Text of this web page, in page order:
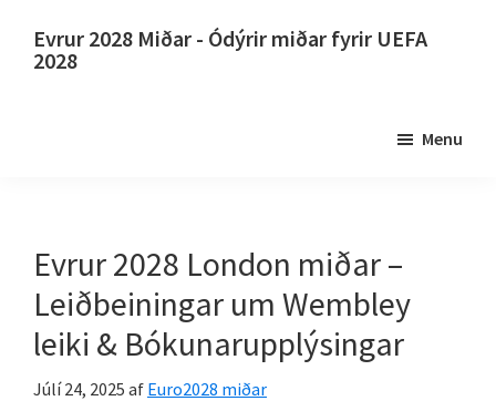
Evrur 2028 Miðar - Ódýrir miðar fyrir UEFA
2028
UEFA
evrópskir
knattspyrnumeistarakeppni,
Wembley
London,
Menu
Evrur 2028 London miðar –
Leiðbeiningar um Wembley
leiki & Bókunarupplýsingar
Júlí 24, 2025 af Euro2028 miðar